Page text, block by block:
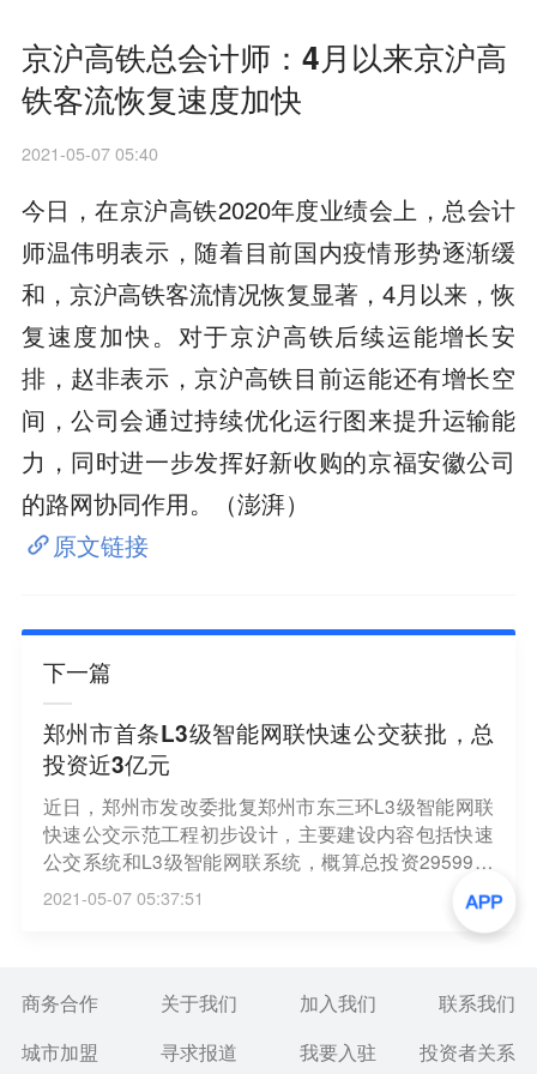
京沪高铁总会计师：4月以来京沪高
铁客流恢复速度加快
2021-05-07 05:40
今日，在京沪高铁2020年度业绩会上，总会计
师温伟明表示，随着目前国内疫情形势逐渐缓
和，京沪高铁客流情况恢复显著，4月以来，恢
复速度加快。对于京沪高铁后续运能增长安
排，赵非表示，京沪高铁目前运能还有增长空
间，公司会通过持续优化运行图来提升运输能
力，同时进一步发挥好新收购的京福安徽公司
的路网协同作用。（澎湃）
原文链接
下一篇
郑州市首条L3级智能网联快速公交获批，总
投资近3亿元
近日，郑州市发改委批复郑州市东三环L3级智能网联
快速公交示范工程初步设计，主要建设内容包括快速
公交系统和L3级智能网联系统，概算总投资29599万
元。项目实施将加强郑东新区与经济开发区南北向发
展轴的公交联系，服务中国（河南）自由贸易区郑州
片区经济发展，构建“人-车-路-站-云”协同的新一代智
（证券时报）
2021-05-07 05:37:51
商务合作 关于我们 加入我们
联系我们
城市加盟
寻求报道 我要入驻 投资者关系